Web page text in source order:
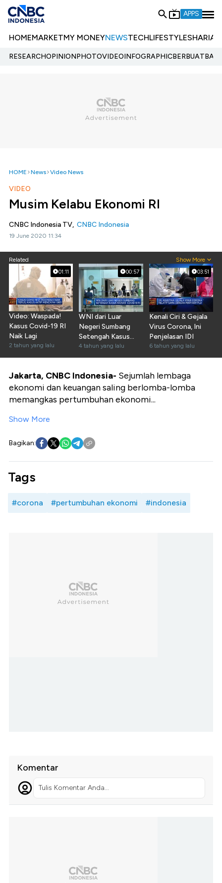
APPS
HOMEMARKETMY MONEYNEWSTECHLIFESTYLESHARIA
RESEARCHOPINIONPHOTOVIDEOINFOGRAPHIC
HOME News Video News
VIDEO
Musim Kelabu Ekonomi RI
CNBC Indonesia TV, CNBC Indonesia
19 June 2020 11:34
Related Show More
01:11
Video: Waspada!
Kasus Covid-19 RI
Naik Lagi
2 tahun yang lalu
00:57
WNI dari Luar
Negeri Sumbang
Setengah Kasus
Harian Covid RI
4 tahun yang lalu
03:51
Kenali Ciri & Gejala
Virus Corona, Ini
Penjelasan IDI
6 tahun yang lalu
Jakarta, CNBC Indonesia- Sejumlah lembaga
ekonomi dan keuangan saling berlomba-lomba
memangkas pertumbuhan ekonomi...
Show More
Bagikan:
Tags
#corona #pertumbuhan ekonomi #indonesia
Komentar
Tulis Komentar Anda...